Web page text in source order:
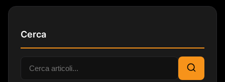
Cerca
Cerca:
Cerca